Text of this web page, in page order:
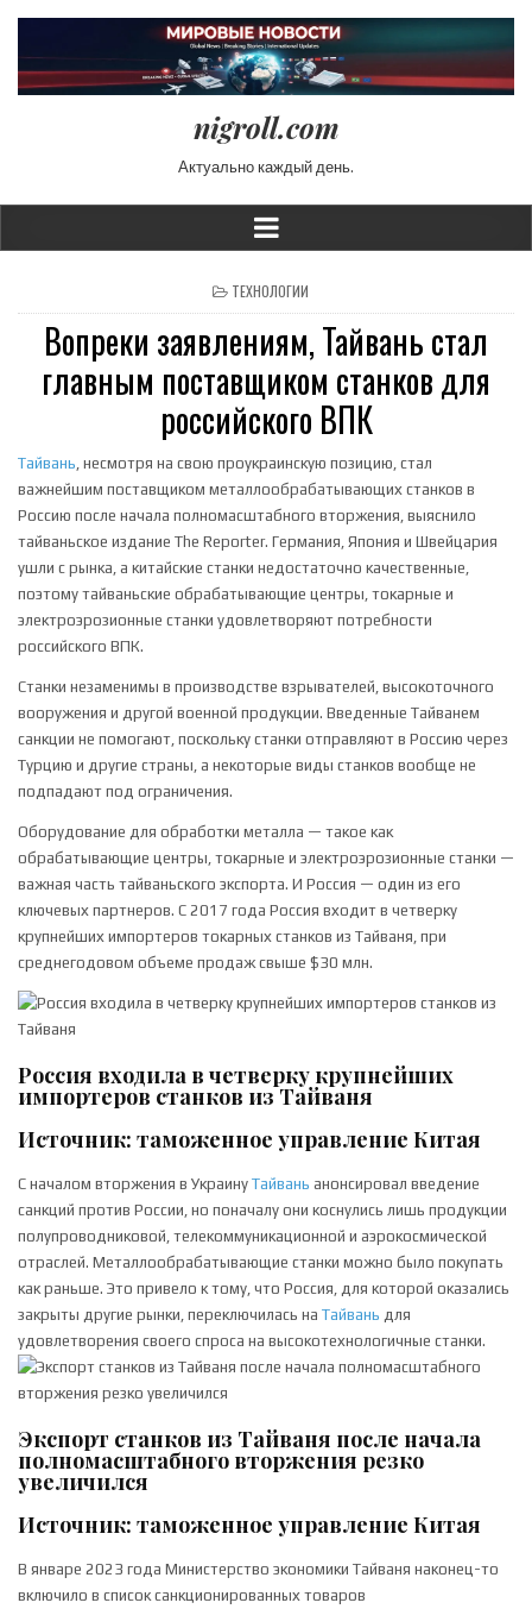
nigroll.com
Актуально каждый день.
POSTED IN
ТЕХНОЛОГИИ
Вопреки заявлениям, Тайвань стал
главным поставщиком станков для
российского ВПК
Тайвань, несмотря на свою проукраинскую позицию, стал
важнейшим поставщиком металлообрабатывающих станков в
Россию после начала полномасштабного вторжения, выяснило
тайваньское издание The Reporter. Германия, Япония и Швейцария
ушли с рынка, а китайские станки недостаточно качественные,
поэтому тайваньские обрабатывающие центры, токарные и
электроэрозионные станки удовлетворяют потребности
российского ВПК.
Станки незаменимы в производстве взрывателей, высокоточного
вооружения и другой военной продукции. Введенные Тайванем
санкции не помогают, поскольку станки отправляют в Россию через
Турцию и другие страны, а некоторые виды станков вообще не
подпадают под ограничения.
Оборудование для обработки металла — такое как
обрабатывающие центры, токарные и электроэрозионные станки —
важная часть тайваньского экспорта. И Россия — один из его
ключевых партнеров. С 2017 года Россия входит в четверку
крупнейших импортеров токарных станков из Тайваня, при
среднегодовом объеме продаж свыше $30 млн.
Россия входила в четверку крупнейших
импортеров станков из Тайваня
Источник: таможенное управление Китая
С началом вторжения в Украину Тайвань анонсировал введение
санкций против России, но поначалу они коснулись лишь продукции
полупроводниковой, телекоммуникационной и аэрокосмической
отраслей. Металлообрабатывающие станки можно было покупать
как раньше. Это привело к тому, что Россия, для которой оказались
закрыты другие рынки, переключилась на Тайвань для
удовлетворения своего спроса на высокотехнологичные станки.
Экспорт станков из Тайваня после начала
полномасштабного вторжения резко
увеличился
Источник: таможенное управление Китая
В январе 2023 года Министерство экономики Тайваня наконец-то
включило в список санкционированных товаров